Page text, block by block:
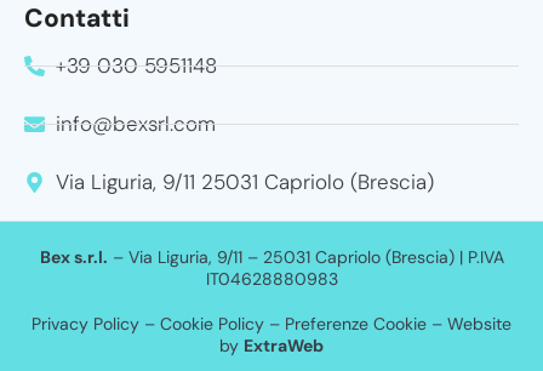
Contatti
+39 030 5951148
info@bexsrl.com
Via Liguria, 9/11 25031 Capriolo (Brescia)
Bex s.r.l. – Via Liguria, 9/11 – 25031 Capriolo (Brescia) | P.IVA
IT04628880983
Privacy Policy – Cookie Policy – Preferenze Cookie – Website
by ExtraWeb